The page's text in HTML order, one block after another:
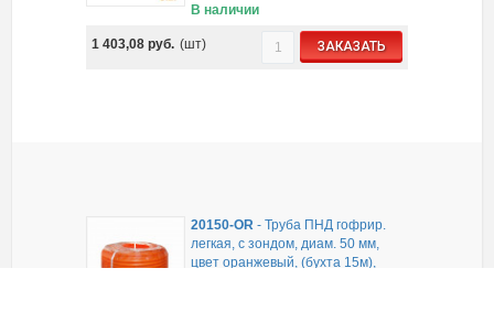
В наличии
1 403,08 руб. (шт) ЗАКАЗАТЬ
20150-OR- Труба ПНД гофрир.
легкая, с зондом, диам. 50 мм,
цвет оранжевый, (бухта 15м),